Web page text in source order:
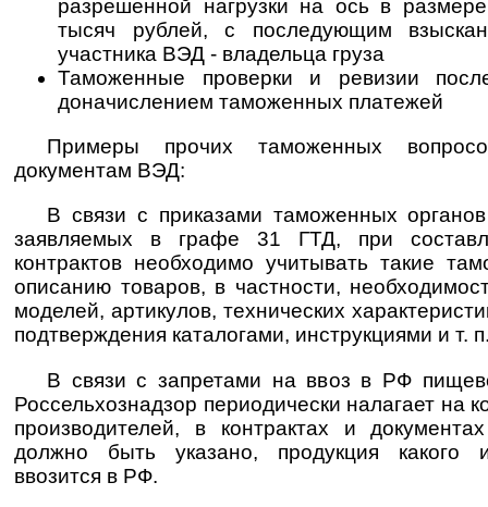
разрешенной нагрузки на ось в
тысяч рублей, с последующим
участника ВЭД - владельца груза
Таможенные проверки и ревизии
доначислением таможенных платежей
Примеры прочих таможенных
документам ВЭД:
В связи с приказами таможенных
заявляемых в графе 31 ГТД, при
контрактов необходимо учитывать такие
описанию товаров, в частности,
моделей, артикулов, технических
подтверждения каталогами, инструкциями и т.
В связи с запретами на ввоз в РФ
Россельхознадзор периодически налагает на
производителей, в контрактах и
должно быть указано, продукция какого
ввозится в РФ.